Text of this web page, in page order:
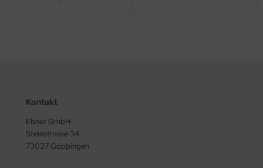
Kontakt
Ebner GmbH
Steinstrasse 34
73037 Göppingen